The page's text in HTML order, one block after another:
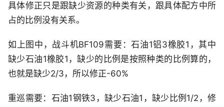
具体修正只是跟缺少资源的种类有关，跟具体配方中所
占的比例没有关系。
如上图中，战斗机BF109需要：石油1铝3橡胶1，其中
缺少石油1橡胶1，缺少的比例是按照种类的比例算的，
也就是缺少2/3，所以修正-60%
重巡需要：石油1钢铁3，缺少石油1，缺少比例1/2，修